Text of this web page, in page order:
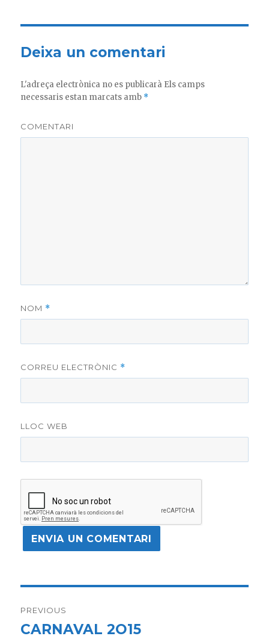
Deixa un comentari
L'adreça electrònica no es publicarà Els camps
necessaris estan marcats amb *
COMENTARI
NOM *
CORREU ELECTRÒNIC *
LLOC WEB
d'articles
PREVIOUS
Previous
CARNAVAL 2O15